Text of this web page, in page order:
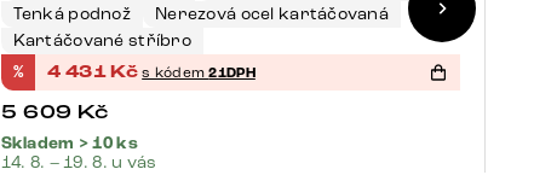
Tenká podnož
Nerezová ocel kartáčovaná
Kartáčované stříbro
% 4 431Kč s kódem21DPH
5 609 Kč
Skladem > 10 ks
14. 8. – 19. 8. u vás